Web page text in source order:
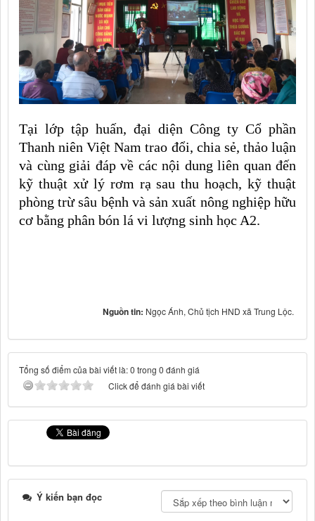
Tại lớp tập huấn, đại diện Công ty Cổ phần
Thanh niên Việt Nam trao đổi, chia sẻ, thảo luận
và cùng giải đáp về các nội dung liên quan đến
kỹ thuật xử lý rơm rạ sau thu hoạch, kỹ thuật
phòng trừ sâu bệnh và sản xuất nông nghiệp hữu
cơ bằng phân bón lá vi lượng sinh học A2.
Nguồn tin: Ngọc Ánh, Chủ tịch HND xã Trung Lộc.
Tổng số điểm của bài viết là: 0 trong 0 đánh giá
Click để đánh giá bài viết
Ý kiến bạn đọc